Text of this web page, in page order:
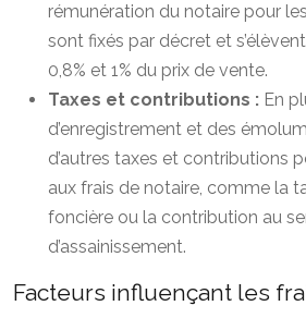
rémunération du notaire pour
sont fixés par décret et
0,8% et 1% du prix de vente.
Taxes et contributions : En
d’enregistrement et des
d’autres taxes et contributions
aux frais de notaire, comme la
foncière ou la contribution au
d’assainissement.
Facteurs influençant les